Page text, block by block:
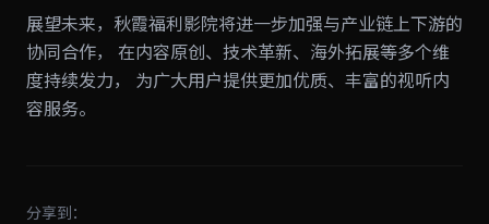
展望未来，秋霞福利影院将进一步加强与产业链上下游的
协同合作， 在内容原创、技术革新、海外拓展等多个维
度持续发力， 为广大用户提供更加优质、丰富的视听内
容服务。
分享到：